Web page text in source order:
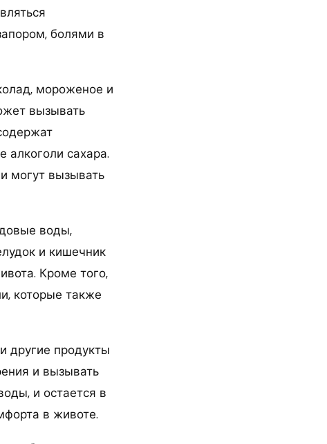
болями в
мороженое и
вызывать
алкоголи сахара.
могут вызывать
воды,
и кишечник
Кроме того,
которые также
другие продукты
и вызывать
и остается в
в животе.